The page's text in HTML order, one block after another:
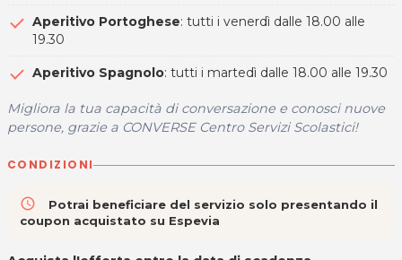
Aperitivo Portoghese: tutti i venerdì dalle 18.00 alle
19.30
Aperitivo Spagnolo: tutti i martedì dalle 18.00 alle 19.30
Migliora la tua capacità di conversazione e conosci nuove
persone, grazie a CONVERSE Centro Servizi Scolastici!
CONDIZIONI
access_time
Potrai beneficiare del servizio solo presentando il
coupon acquistato su Espevia